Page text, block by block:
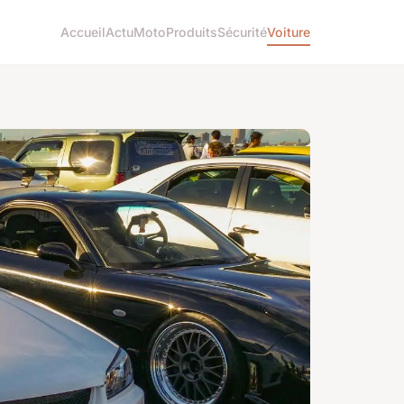
AccueilActuMotoProduitsSécuritéVoiture